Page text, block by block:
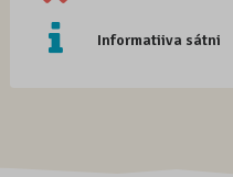
Informatiiva sátni